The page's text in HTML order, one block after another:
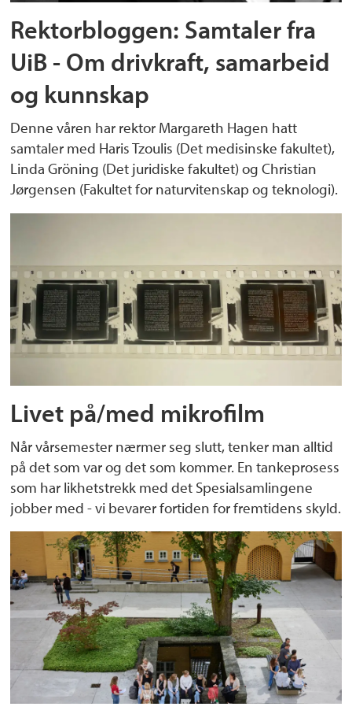
Rektorbloggen: Samtaler fra
UiB - Om drivkraft, samarbeid
og kunnskap
Denne våren har rektor Margareth Hagen hatt
samtaler med Haris Tzoulis (Det medisinske fakultet),
Linda Gröning (Det juridiske fakultet) og Christian
Jørgensen (Fakultet for naturvitenskap og teknologi).
Livet på/med mikrofilm
Når vårsemester nærmer seg slutt, tenker man alltid
på det som var og det som kommer. En tankeprosess
som har likhetstrekk med det Spesialsamlingene
jobber med - vi bevarer fortiden for fremtidens skyld.